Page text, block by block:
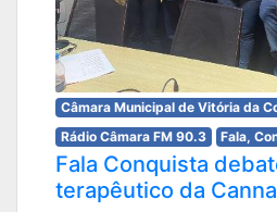
Câmara Municipal de Vitória da
Rádio Câmara FM 90.3
Fala,
Fala Conquista
terapêutico da